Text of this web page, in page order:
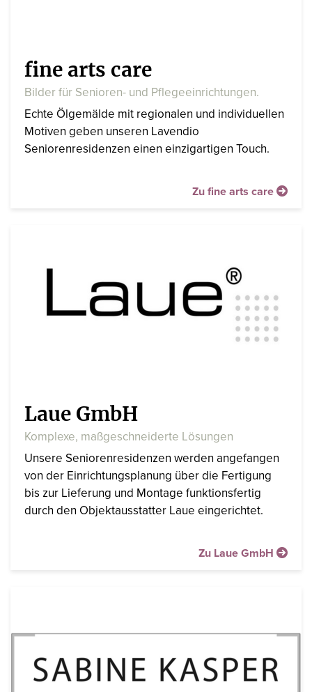
fine arts care
Bilder für Senioren- und Pflegeeinrichtungen.
Echte Ölgemälde mit regionalen und individuellen
Motiven geben unseren Lavendio
Seniorenresidenzen einen einzigartigen Touch.
Zu fine arts care
Laue GmbH
Komplexe, maßgeschneiderte Lösungen
Unsere Seniorenresidenzen werden angefangen
von der Einrichtungsplanung über die Fertigung
bis zur Lieferung und Montage funktionsfertig
durch den Objektausstatter Laue eingerichtet.
Zu Laue GmbH